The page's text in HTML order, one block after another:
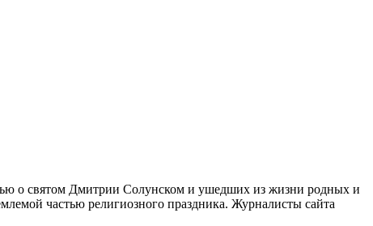
о святом Дмитрии Солунском и ушедших из жизни родных и
частью религиозного праздника. Журналисты сайта